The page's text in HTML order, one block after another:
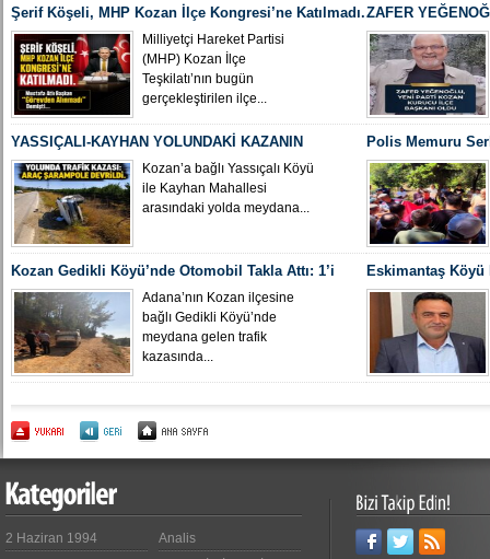
Şerif Köşeli, MHP Kozan İlçe Kongresi’ne Katılmadı.
Milliyetçi Hareket Partisi
(MHP) Kozan İlçe
Teşkilatı’nın bugün
gerçekleştirilen ilçe...
ZAFER
İLÇE BAŞKANI
YASSIÇALI-KAYHAN YOLUNDAKİ KAZANIN
KAMERA GÖRÜNTÜLERİ ORTAYA ÇIKTI
Kozan’a bağlı Yassıçalı Köyü
ile Kayhan Mahallesi
arasındaki yolda meydana...
Polis Memuru
Uğurlandı
Kozan Gedikli Köyü’nde Otomobil Takla Attı: 1’i
Bebek 6 Kişi YaralandıAdana’nın Kozan ilçesine
bağlı Gedikli Köyü’nde
meydana gelen trafik
kazasında...
Eskimantaş Köyü
gördüğü
2 Haziran 1994
Analis